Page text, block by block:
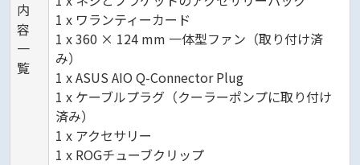
内
容
一
覧
1 x ワランティーカード
1 x 360 × 124 mm 一体型ファン（取り付け済
み）
1 x ASUS AIO Q-Connector Plug
1 x ケーブルプラグ（クーラーポンプに取り付け
済み）
1 x アクセサリー
1 x ROGチューブクリップ